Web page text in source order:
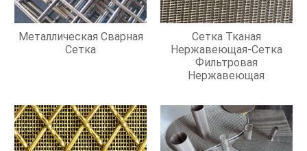
Металлическая Сварная
Сетка
Сетка Тканая
Нержавеющая-Сетка
Фильтровая
Нержавеющая